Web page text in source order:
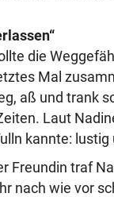
die
Mal
aß und trank
Laut
kannte:
Freundin traf
nach wie vor